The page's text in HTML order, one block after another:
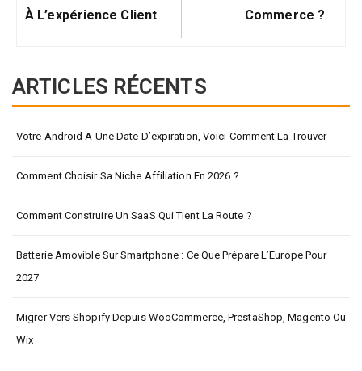
À L’expérience Client
Commerce ?
ARTICLES RÉCENTS
Votre Android A Une Date D’expiration, Voici Comment La Trouver
Comment Choisir Sa Niche Affiliation En 2026 ?
Comment Construire Un SaaS Qui Tient La Route ?
Batterie Amovible Sur Smartphone : Ce Que Prépare L’Europe Pour
2027
Migrer Vers Shopify Depuis WooCommerce, PrestaShop, Magento Ou
Wix